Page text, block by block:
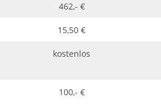
462,- €
15,50 €
kostenlos
100,- €